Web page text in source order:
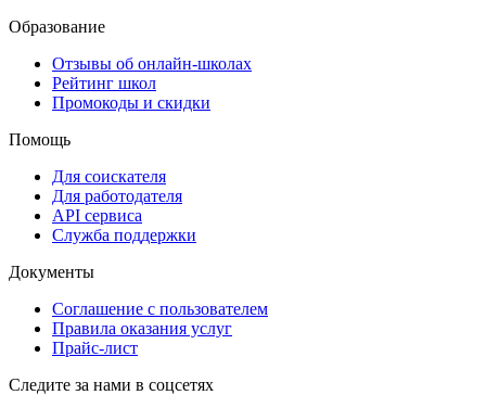
Образование
Отзывы об онлайн-школах
Рейтинг школ
Промокоды и скидки
Помощь
Для соискателя
Для работодателя
API сервиса
Служба поддержки
Документы
Соглашение с пользователем
Правила оказания услуг
Прайс-лист
Следите за нами в соцсетях